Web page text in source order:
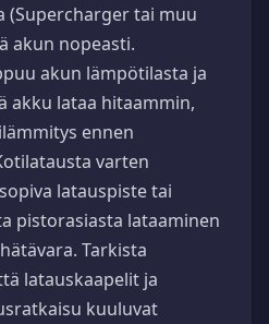
(Supercharger tai muu
akun nopeasti.
akun lämpötilasta ja
akku lataa hitaammin,
ennen
varten
latauspiste tai
pistorasiasta lataaminen
Tarkista
latauskaapelit ja
kuuluvat